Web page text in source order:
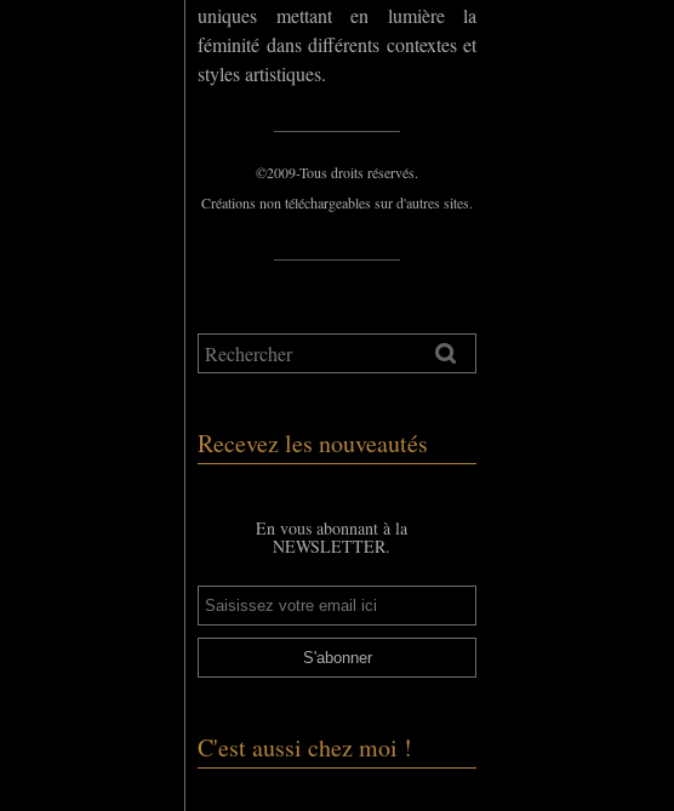
uniques mettant en lumière la
féminité dans différents contextes et
styles artistiques.
©2009-Tous droits réservés.
Créations non téléchargeables sur d'autres sites.
Recevez les nouveautés
C'est aussi chez moi !